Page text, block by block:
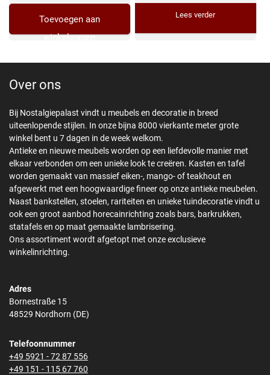
Toevoegen aan
winkelwagen
Lees verder
Over ons
Bij Nostalgiepalast vindt u meubels en decoratie in breed
uiteenlopende stijlen. In onze bijna 8000 vierkante meter grote
winkel bent u 7 dagen in de week welkom.
Antieke en nieuwe meubels worden op een liefdevolle manier met
elkaar verbonden om een unieke look te creëren. Kasten en tafel
worden gemaakt van massief eiken-, mango- of teakhout en
afgewerkt met een hoogwaardige fineer op onze antieke meubelen.
Naast bankstellen, stoelen, rariteiten en unieke tuindecoratie vindt u
ook een groot aanbod horecainrichting zoals bars, barkrukken,
statafels en op maat gemaakte lambrisering.
Ons assortiment wordt afgetopt met onze exclusieve
winkelinrichting.
Adres
Bornestraße 15
48529 Nordhorn (DE)
Telefoonnummer
+49 5921 - 72 87 556
+49 151 - 115 67 760